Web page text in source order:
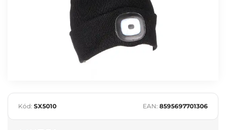
Kód: SX5010 EAN: 8595697701306